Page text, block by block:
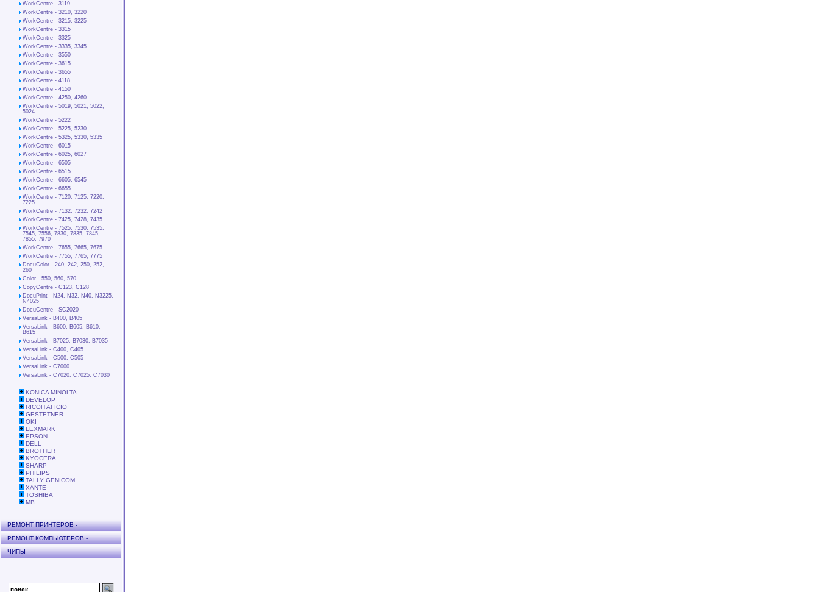
WorkCentre - 3119
WorkCentre - 3210, 3220
WorkCentre - 3215, 3225
WorkCentre - 3315
WorkCentre - 3325
WorkCentre - 3335, 3345
WorkCentre - 3550
WorkCentre - 3615
WorkCentre - 3655
WorkCentre - 4118
WorkCentre - 4150
WorkCentre - 4250, 4260
WorkCentre - 5019, 5021, 5022,
5024
WorkCentre - 5222
WorkCentre - 5225, 5230
WorkCentre - 5325, 5330, 5335
WorkCentre - 6015
WorkCentre - 6025, 6027
WorkCentre - 6505
WorkCentre - 6515
WorkCentre - 6605, 6545
WorkCentre - 6655
WorkCentre - 7120, 7125, 7220,
7225
WorkCentre - 7132, 7232, 7242
WorkCentre - 7425, 7428, 7435
WorkCentre - 7525, 7530, 7535,
7545, 7556, 7830, 7835, 7845,
7855, 7970
WorkCentre - 7655, 7665, 7675
WorkCentre - 7755, 7765, 7775
DocuColor - 240, 242, 250, 252,
260
Color - 550, 560, 570
CopyCentre - C123, C128
DocuPrint - N24, N32, N40, N3225,
N4025
DocuCentre - SC2020
VersaLink - B400, B405
VersaLink - B600, B605, B610,
B615
VersaLink - B7025, B7030, B7035
VersaLink - C400, C405
VersaLink - C500, C505
VersaLink - C7000
VersaLink - C7020, C7025, C7030
KONICA MINOLTA
DEVELOP
RICOH AFICIO
GESTETNER
OKI
LEXMARK
EPSON
DELL
BROTHER
KYOCERA
SHARP
PHILIPS
TALLY GENICOM
XANTE
TOSHIBA
MB
РЕМОНТ ПРИНТЕРОВ -
РЕМОНТ КОМПЬЮТЕРОВ -
ЧИПЫ -